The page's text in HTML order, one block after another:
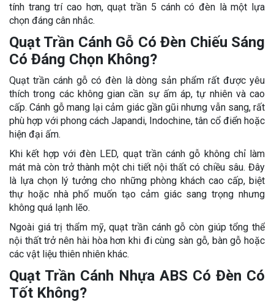
tính trang trí cao hơn, quạt trần 5 cánh có đèn là một lựa
chọn đáng cân nhắc.
Quạt Trần Cánh Gỗ Có Đèn Chiếu Sáng
Có Đáng Chọn Không?
Quạt trần cánh gỗ có đèn là dòng sản phẩm rất được yêu
thích trong các không gian cần sự ấm áp, tự nhiên và cao
cấp. Cánh gỗ mang lại cảm giác gần gũi nhưng vẫn sang, rất
phù hợp với phong cách Japandi, Indochine, tân cổ điển hoặc
hiện đại ấm.
Khi kết hợp với đèn LED, quạt trần cánh gỗ không chỉ làm
mát mà còn trở thành một chi tiết nội thất có chiều sâu. Đây
là lựa chọn lý tưởng cho những phòng khách cao cấp, biệt
thự hoặc nhà phố muốn tạo cảm giác sang trọng nhưng
không quá lạnh lẽo.
Ngoài giá trị thẩm mỹ, quạt trần cánh gỗ còn giúp tổng thể
nội thất trở nên hài hòa hơn khi đi cùng sàn gỗ, bàn gỗ hoặc
các vật liệu thiên nhiên khác.
Quạt Trần Cánh Nhựa ABS Có Đèn Có
Tốt Không?